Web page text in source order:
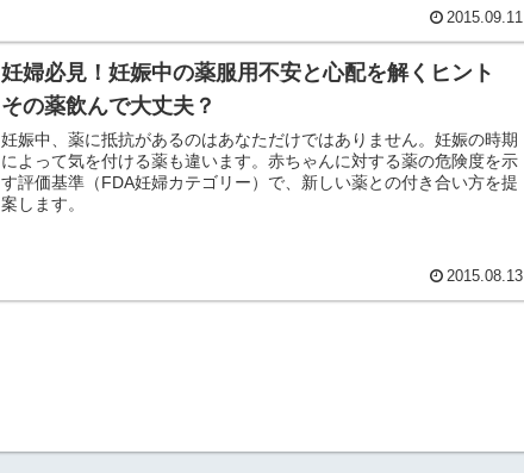
2015.09.11
妊婦必見！妊娠中の薬服用不安と心配を解くヒント
その薬飲んで大丈夫？
妊娠中、薬に抵抗があるのはあなただけではありません。妊娠の時期
によって気を付ける薬も違います。赤ちゃんに対する薬の危険度を示
す評価基準（FDA妊婦カテゴリー）で、新しい薬との付き合い方を提
案します。
2015.08.13